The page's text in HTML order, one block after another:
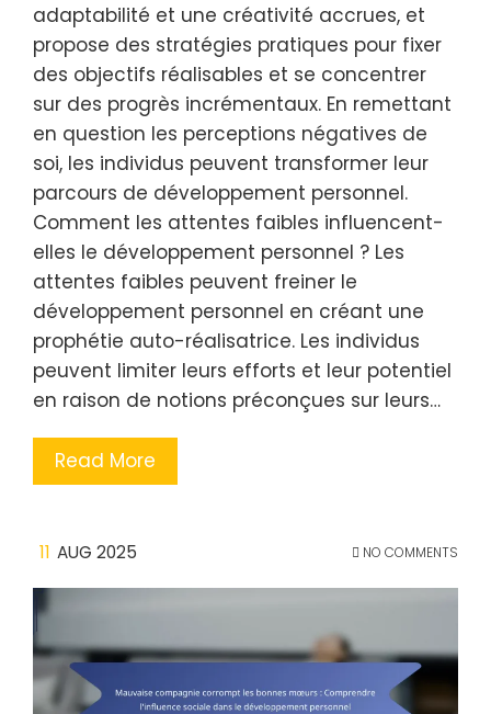
adaptabilité et une créativité accrues, et
propose des stratégies pratiques pour fixer
des objectifs réalisables et se concentrer
sur des progrès incrémentaux. En remettant
en question les perceptions négatives de
soi, les individus peuvent transformer leur
parcours de développement personnel.
Comment les attentes faibles influencent-
elles le développement personnel ? Les
attentes faibles peuvent freiner le
développement personnel en créant une
prophétie auto-réalisatrice. Les individus
peuvent limiter leurs efforts et leur potentiel
en raison de notions préconçues sur leurs…
Read More
11 AUG 2025 NO COMMENTS